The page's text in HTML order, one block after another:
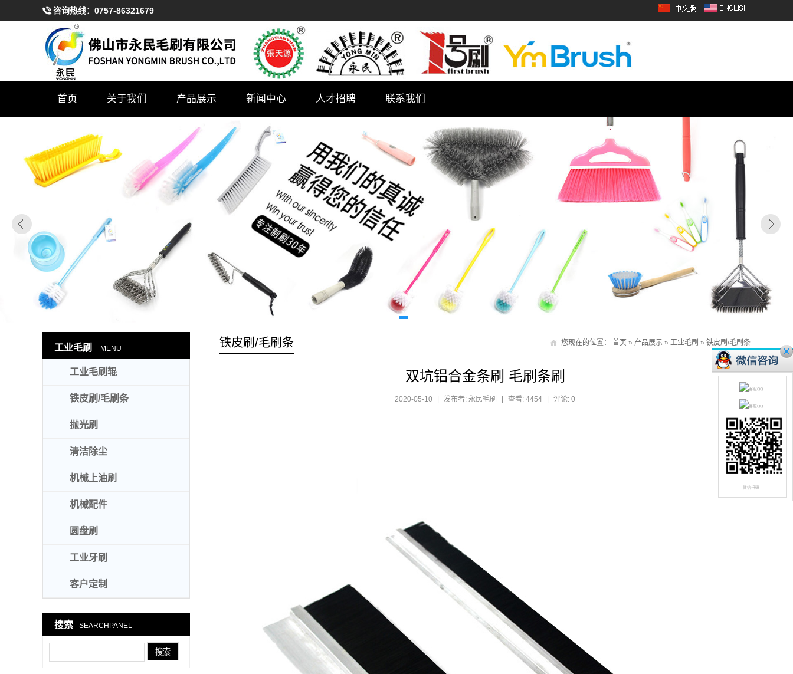
咨询热线： 0757-86321679
首页 关于我们 产品展示 新闻中心 人才招聘 联系我们
您现在的位置： 首页 » 产品展示 » 工业毛刷 » 铁皮刷/毛刷条
铁皮刷/毛刷条
双坑铝合金条刷 毛刷条刷
2020-05-10 发布者: 永民毛刷 查看: 4454 评论: 0
工业毛刷 MENU
工业毛刷辊
铁皮刷/毛刷条
抛光刷
清洁除尘
机械上油刷
机械配件
圆盘刷
工业牙刷
客户定制
搜索 SEARCHPANEL
微信扫码